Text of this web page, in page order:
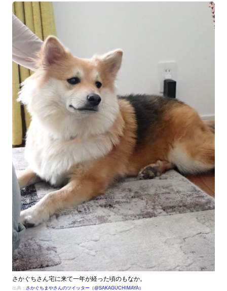
さかぐちさん宅に来て一年が経った頃のもなか。
出典： さかぐちまやさんのツイッター（@SAKAGUCHIMAYA）